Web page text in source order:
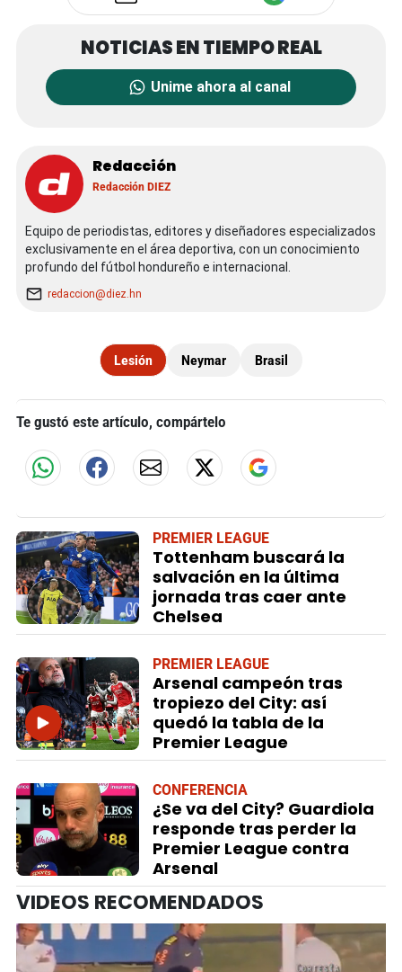
Unime ahora al canal
Redacción
Redacción DIEZ
Equipo de periodistas, editores y diseñadores especializados
exclusivamente en el área deportiva, con un conocimiento
profundo del fútbol hondureño e internacional.
redaccion@diez.hn
Lesión Neymar Brasil
Te gustó este artículo, compártelo
PREMIER LEAGUE
Tottenham buscará la
salvación en la última
jornada tras caer ante
Chelsea
PREMIER LEAGUE
Arsenal campeón tras
tropiezo del City: así
quedó la tabla de la
Premier League
CONFERENCIA
¿Se va del City? Guardiola
responde tras perder la
Premier League contra
Arsenal
VIDEOS RECOMENDADOS